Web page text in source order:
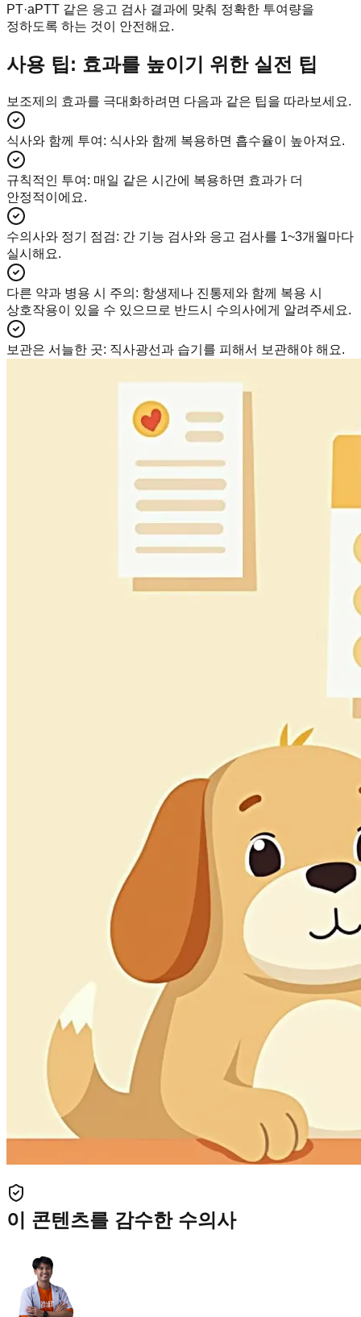
PT·aPTT 같은 응고 검사 결과에 맞춰 정확한 투여량을
정하도록 하는 것이 안전해요.
사용 팁: 효과를 높이기 위한 실전 팁
보조제의 효과를 극대화하려면 다음과 같은 팁을 따라보세요.
식사와 함께 투여 : 식사와 함께 복용하면 흡수율이 높아져요.
규칙적인 투여 : 매일 같은 시간에 복용하면 효과가 더
안정적이에요.
수의사와 정기 점검: 간 기능 검사와 응고 검사를 1~3개월마다
실시해요.
다른 약과 병용 시 주의 : 항생제나 진통제와 함께 복용 시
상호작용이 있을 수 있으므로 반드시 수의사에게 알려주세요.
보관은 서늘한 곳: 직사광선과 습기를 피해서 보관해야 해요.
이 콘텐츠를 감수한 수의사